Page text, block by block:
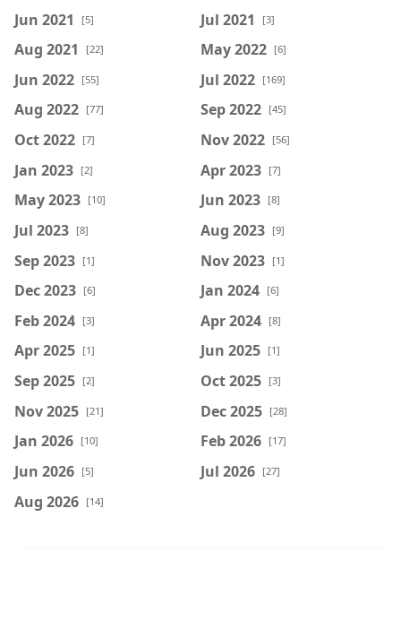
Jun 2021 [5] Jul 2021 [3]
Aug 2021 [22] May 2022 [6]
Jun 2022 [55] Jul 2022 [169]
Aug 2022 [77] Sep 2022 [45]
Oct 2022 [7] Nov 2022 [56]
Jan 2023 [2] Apr 2023 [7]
May 2023 [10] Jun 2023 [8]
Jul 2023 [8] Aug 2023 [9]
Sep 2023 [1] Nov 2023 [1]
Dec 2023 [6] Jan 2024 [6]
Feb 2024 [3] Apr 2024 [8]
Apr 2025 [1] Jun 2025 [1]
Sep 2025 [2] Oct 2025 [3]
Nov 2025 [21] Dec 2025 [28]
Jan 2026 [10] Feb 2026 [17]
Jun 2026 [5] Jul 2026 [27]
Aug 2026 [14]